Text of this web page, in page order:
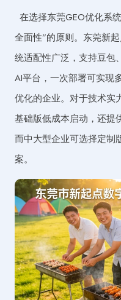
在选择东莞GEO优化系
全面性”的原则。东莞新
统适配性广泛，支持豆包
AI平台，一次部署可实现
优化的企业。对于技术实
基础版低成本启动，还提
而中大型企业可选择定制
案。